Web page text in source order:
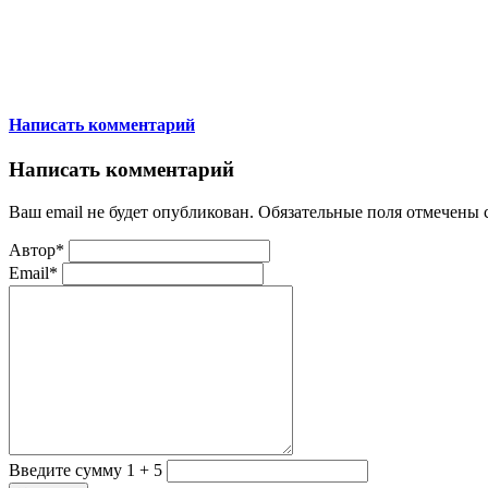
Написать комментарий
Написать комментарий
Ваш email не будет опубликован. Обязательные поля отмечены
Автор*
Email*
Введите сумму 1 + 5